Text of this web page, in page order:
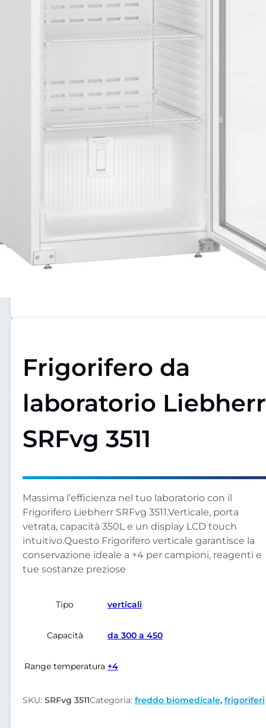
Frigorifero da
laboratorio Liebherr
SRFvg 3511
Massima l’efficienza nel tuo laboratorio con il
Frigorifero Liebherr SRFvg 3511.Verticale, porta
vetrata, capacità 350L e un display LCD touch
intuitivo.Questo Frigorifero verticale garantisce la
conservazione ideale a +4 per campioni, reagenti e
tue sostanze preziose
Tipo verticali
Capacità da 300 a 450
Range temperatura +4
SKU: SRFvg 3511Categoria: freddo biomedicale, frigoriferi